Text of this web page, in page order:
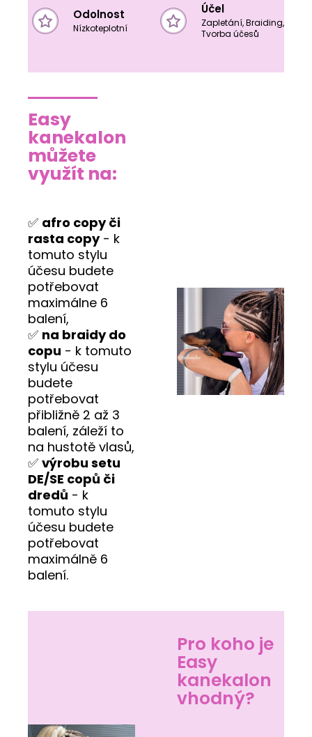
Odolnost
Nízkoteplotní
Účel
Zapletání, Braiding,
Tvorba účesů
Easy
kanekalon
můžete
využít na:
✅ afro copy či
rasta copy- k
tomuto stylu
účesu budete
potřebovat
maximálne 6
balení,
✅ na braidy do
copu - k tomuto
stylu účesu
budete
potřebovat
přibližně 2 až 3
balení, záleží to
na hustotě vlasů,
✅ výrobu setu
DE/SE copů či
dredů - k
tomuto stylu
účesu budete
potřebovat
maximálně 6
balení.
Pro koho je
Easy
kanekalon
vhodný?